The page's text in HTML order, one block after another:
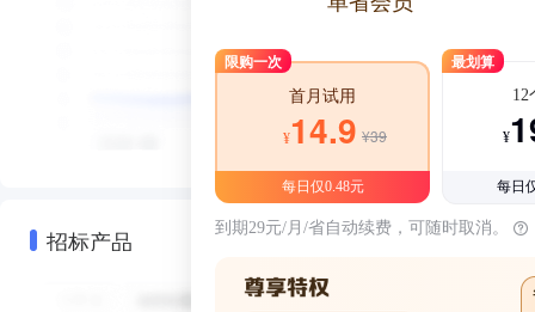
招标产品
限购一次
首月试用
¥14.9 ¥39
每日仅0.48元
最划算
12
¥
每日
到期29元/月/省自动续费，可随时取消。